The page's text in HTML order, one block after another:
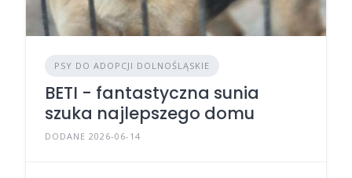
PSY DO ADOPCJI DOLNOŚLĄSKIE
BETI - fantastyczna sunia
szuka najlepszego domu
DODANE 2026-06-14